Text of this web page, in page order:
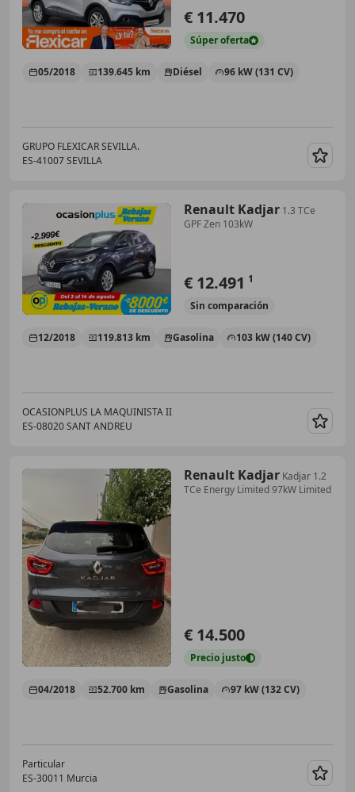
€ 11.470
Súperoferta
05/2018 139.645 km Diésel 96 kW (131 CV)
GRUPO FLEXICAR SEVILLA.
ES-41007 SEVILLA
Renault Kadjar 1.3 TCe
GPF Zen 103kW
€ 12.491 1
Sin comparación
12/2018 119.813 km Gasolina 103 kW (140 CV)
OCASIONPLUS LA MAQUINISTA II
ES-08020 SANT ANDREU
Renault Kadjar Kadjar 1.2
TCe Energy Limited 97kW Limited
€ 14.500
Precio justo
04/2018 52.700 km Gasolina 97 kW (132 CV)
Particular
ES-30011 Murcia